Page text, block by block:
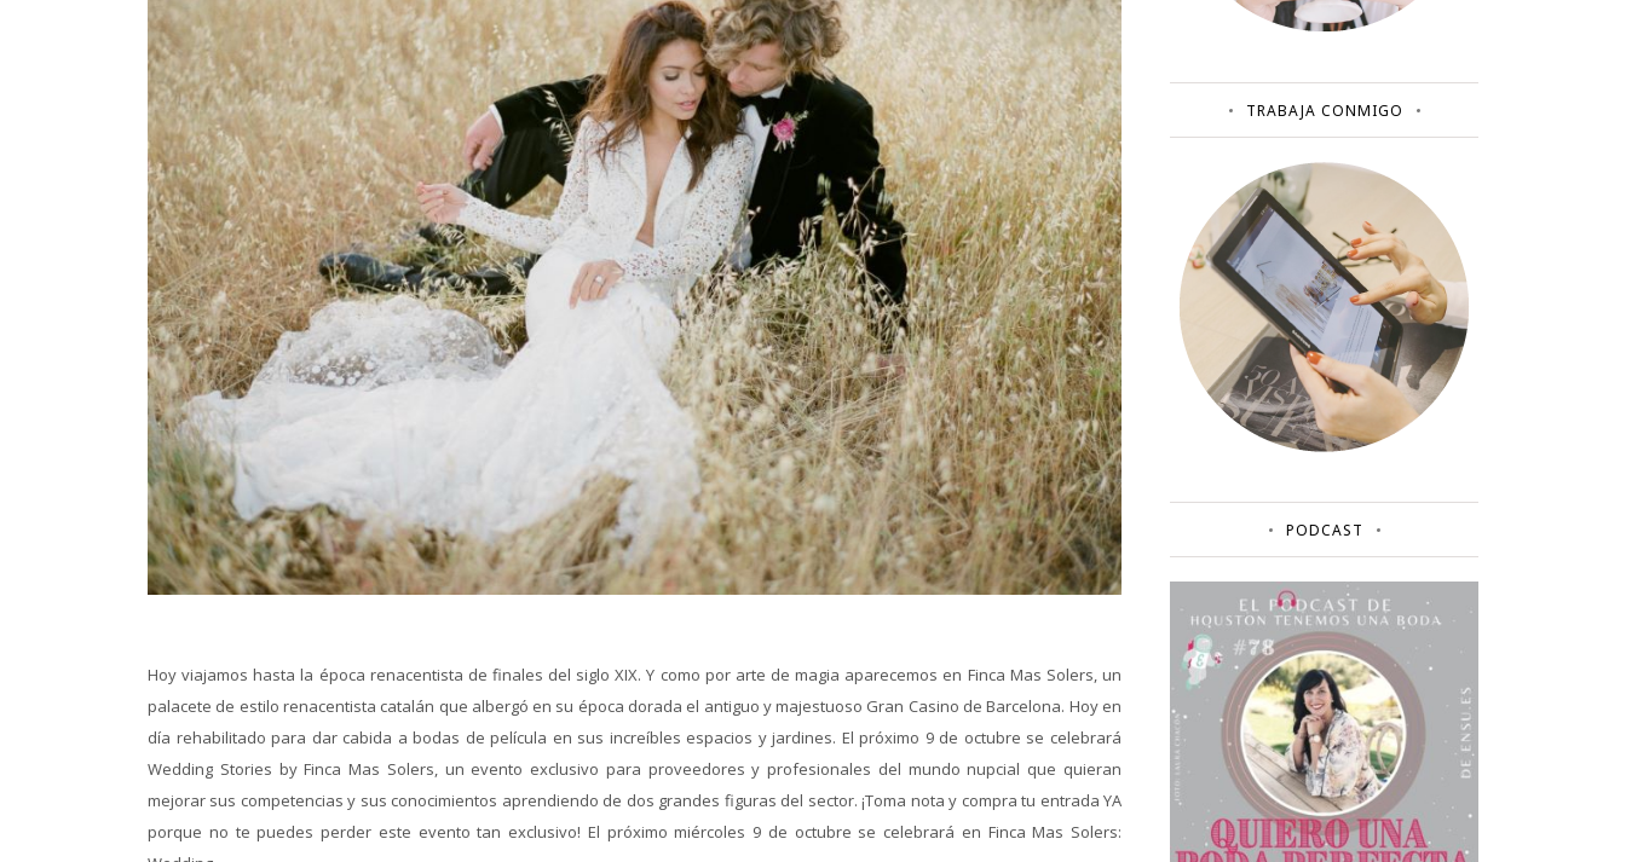
Hoy viajamos hasta la época renacentista de finales del siglo XIX. Y como por arte de magia aparecemos en Finca Mas Solers, un
palacete de estilo renacentista catalán que albergó en su época dorada el antiguo y majestuoso Gran Casino de Barcelona. Hoy en
día rehabilitado para dar cabida a bodas de película en sus increíbles espacios y jardines. El próximo 9 de octubre se celebrará
Wedding Stories by Finca Mas Solers, un evento exclusivo para proveedores y profesionales del mundo nupcial que quieran
mejorar sus competencias y sus conocimientos aprendiendo de dos grandes figuras del sector. ¡Toma nota y compra tu entrada YA
porque no te puedes perder este evento tan exclusivo! El próximo miércoles 9 de octubre se celebrará en Finca Mas Solers:
TRABAJA CONMIGO
PODCAST